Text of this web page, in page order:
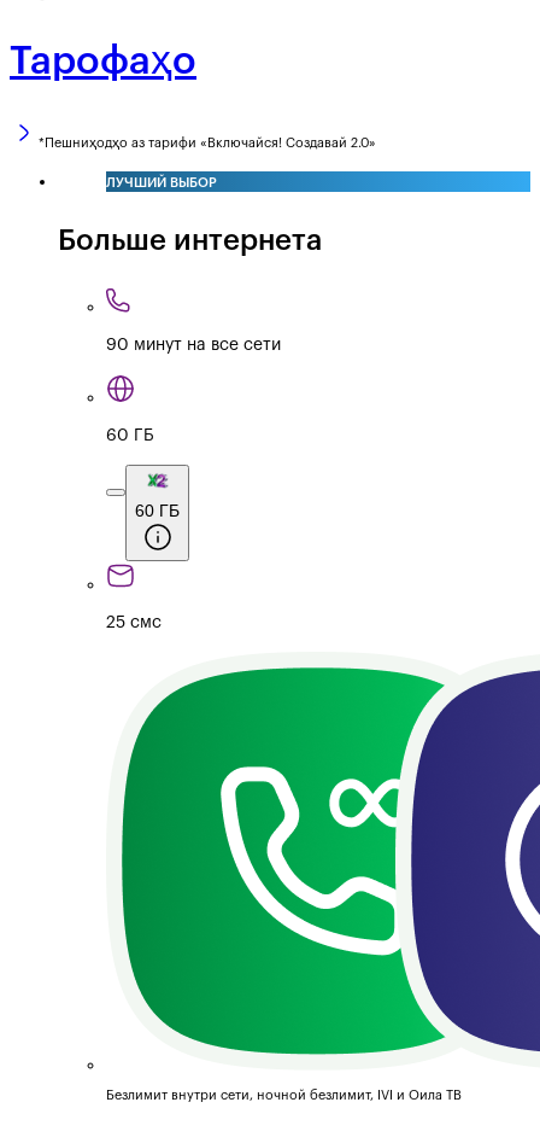
Тарофаҳо
*Пешниҳодҳо аз тарифи «Включайся! Создавай 2.0»
ЛУЧШИЙ ВЫБОР
Больше интернета
90 минут на все сети
60 ГБ
60 ГБ
25 смс
Безлимит внутри сети, ночной безлимит, IVI и Оила ТВ